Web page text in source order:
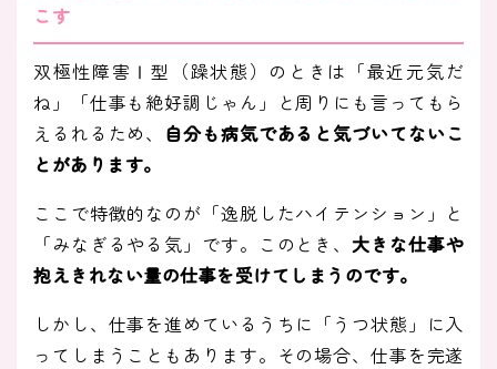
こす
双極性障害Ⅰ型（躁状態）のときは「最近元気だ
ね」「仕事も絶好調じゃん」と周りにも言ってもら
えるれるため、 自分も病気であると気づいてないこ
とがあります。
ここで特徴的なのが「逸脱したハイテンション」と
「みなぎるやる気」です。このとき、大きな仕事や
抱えきれない量の仕事を受けてしまうのです。
しかし、仕事を進めているうちに「うつ状態」に入
ってしまうこともあります。その場合、仕事を完遂